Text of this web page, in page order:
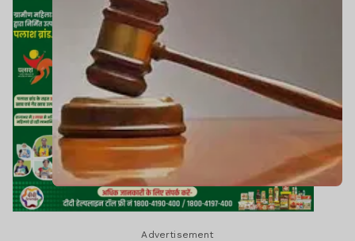
Advertisement